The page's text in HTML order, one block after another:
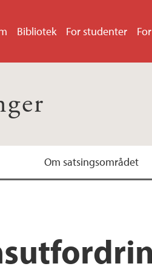
Bibliotek For studenter
Om satsingsområdet